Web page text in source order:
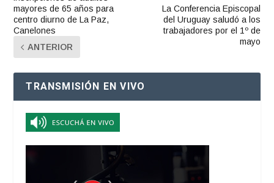
mayores de 65 años para
centro diurno de La Paz,
Canelones
ANTERIOR
La Conferencia Episcopal
del Uruguay saludó a los
trabajadores por el 1º de
mayo
TRANSMISIÓN EN VIVO